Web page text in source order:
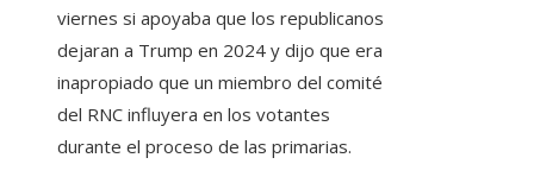
viernes si apoyaba que los republicanos
dejaran a Trump en 2024 y dijo que era
inapropiado que un miembro del comité
del RNC influyera en los votantes
durante el proceso de las primarias.